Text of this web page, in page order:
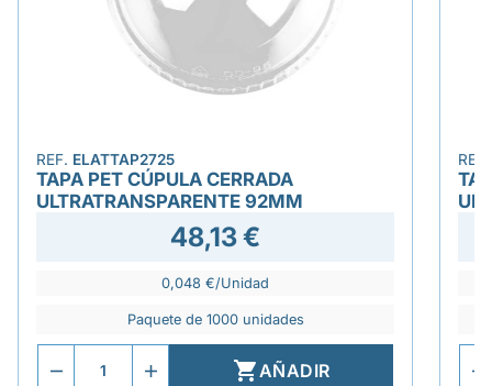
REF. ELATTAP2725
TAPA PET CÚPULA CERRADA
ULTRATRANSPARENTE 92MM
48,13 €
0,048 €/Unidad
Paquete de 1000 unidades
AÑADIR